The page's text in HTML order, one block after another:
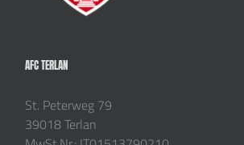
AFC TERLAN
St. Peterweg 79
39018 Terlan